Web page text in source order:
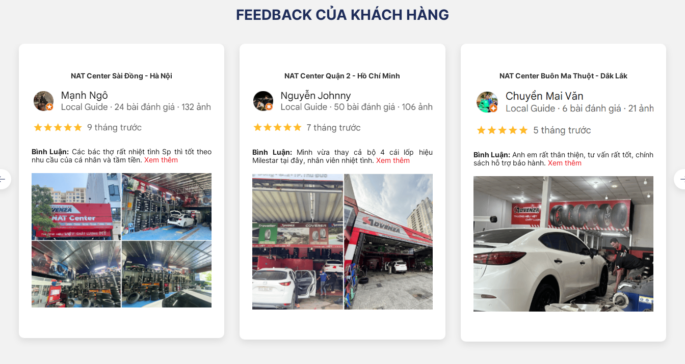
FEEDBACK CỦA KHÁCH HÀNG
NAT Center Sài Đồng - Hà Nội
Bình Luận: Các bác thợ rất nhiệt tình Sp thì tốt theo
nhu cầu của cá nhân và tầm tiền. Xem thêm
NAT Center Quận 2 - Hồ Chí Minh
Bình Luận:Mình vừa thay cả bộ 4 cái lốp hiệu
Milestar tại đây, nhân viên nhiệt tình.Xem thêm
NAT Center Buôn Ma Thuột - Dắk Lắk
Bình Luận:Anh em rất thân thiện, tư vấn rất tốt, chính
sách hỗ trợ bảo hành. Xem thêm